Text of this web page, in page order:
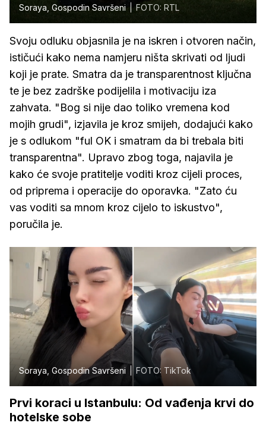
Soraya, Gospodin Savršeni FOTO: RTL
Svoju odluku objasnila je na iskren i otvoren način,
ističući kako nema namjeru ništa skrivati od ljudi
koji je prate. Smatra da je transparentnost ključna
te je bez zadrške podijelila i motivaciju iza
zahvata. "Bog si nije dao toliko vremena kod
mojih grudi", izjavila je kroz smijeh, dodajući kako
je s odlukom "ful OK i smatram da bi trebala biti
transparentna". Upravo zbog toga, najavila je
kako će svoje pratitelje voditi kroz cijeli proces,
od priprema i operacije do oporavka. "Zato ću
vas voditi sa mnom kroz cijelo to iskustvo",
poručila je.
Soraya, Gospodin Savršeni FOTO: TikTok
Prvi koraci u Istanbulu: Od vađenja krvi do
hotelske sobe